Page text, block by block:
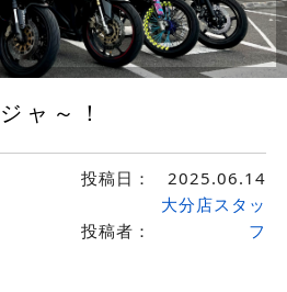
ャ～！
投稿日： 2025.06.14
投稿者：
大分店スタッ
フ